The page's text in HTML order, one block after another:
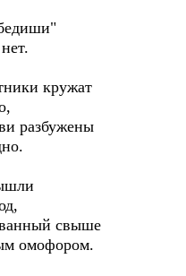
кружат
разбужены
свыше
омофором.